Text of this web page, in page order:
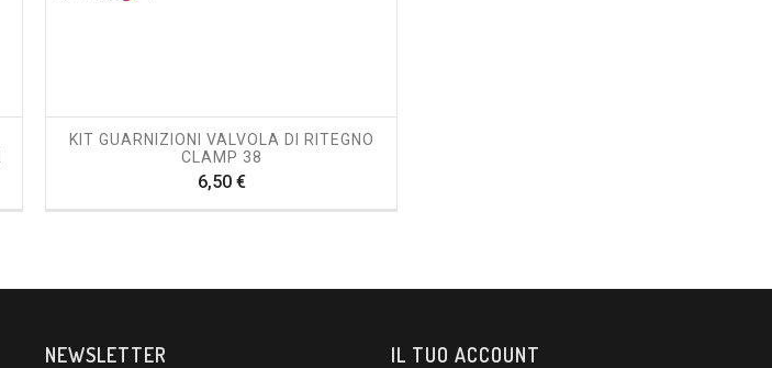
KIT GUARNIZIONI VALVOLA DI RITEGNO
CLAMP 38
6,50 €Prezzo
NEWSLETTER IL TUO ACCOUNT